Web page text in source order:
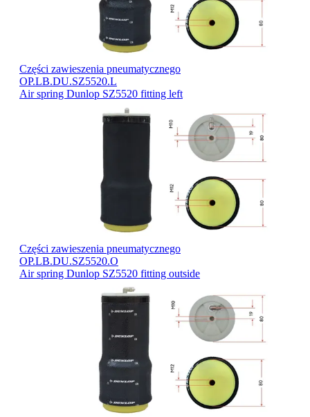
Części zawieszenia pneumatycznego
OP.LB.DU.SZ5520.L
Air spring Dunlop SZ5520 fitting left
Części zawieszenia pneumatycznego
OP.LB.DU.SZ5520.O
Air spring Dunlop SZ5520 fitting outside